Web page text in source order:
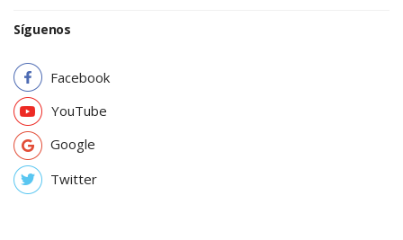
Síguenos
Facebook
YouTube
Google
Twitter